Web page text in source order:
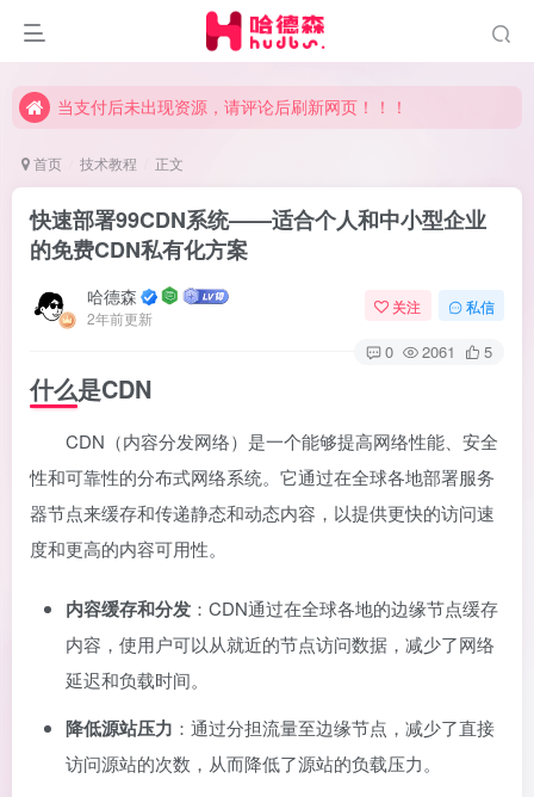
当支付后未出现资源，请评论后刷新网页！！！
当支付后未出现资源，请评论后刷新网页！！！
当支付后未出现资源，请评论后刷新网页！！！
首页 技术教程 正文
快速部署99CDN系统——适合个人和中小型企业
的免费CDN私有化方案
哈德森
2年前更新
关注 私信
0 2061 5
什么是CDN
CDN（内容分发网络）是一个能够提高网络性能、安全
性和可靠性的分布式网络系统。它通过在全球各地部署服务
器节点来缓存和传递静态和动态内容，以提供更快的访问速
度和更高的内容可用性。
内容缓存和分发 ：CDN通过在全球各地的边缘节点缓存
内容，使用户可以从就近的节点访问数据，减少了网络
延迟和负载时间。
降低源站压力 ：通过分担流量至边缘节点，减少了直接
访问源站的次数，从而降低了源站的负载压力。